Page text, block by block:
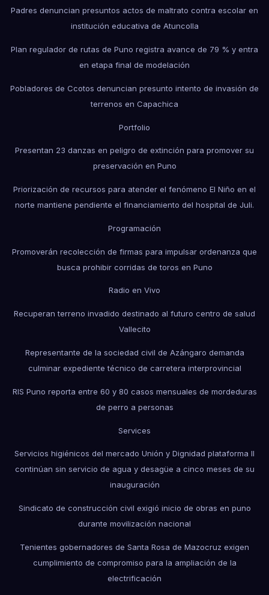
Padres denuncian presuntos actos de maltrato contra escolar en
institución educativa de Atuncolla
Plan regulador de rutas de Puno registra avance de 79 % y entra
en etapa final de modelación
Pobladores de Ccotos denuncian presunto intento de invasión de
terrenos en Capachica
Portfolio
Presentan 23 danzas en peligro de extinción para promover su
preservación en Puno
Priorización de recursos para atender el fenómeno El Niño en el
norte mantiene pendiente el financiamiento del hospital de Juli.
Programación
Promoverán recolección de firmas para impulsar ordenanza que
busca prohibir corridas de toros en Puno
Radio en Vivo
Recuperan terreno invadido destinado al futuro centro de salud
Vallecito
Representante de la sociedad civil de Azángaro demanda
culminar expediente técnico de carretera interprovincial
RIS Puno reporta entre 60 y 80 casos mensuales de mordeduras
de perro a personas
Services
Servicios higiénicos del mercado Unión y Dignidad plataforma II
continúan sin servicio de agua y desagüe a cinco meses de su
inauguración
Sindicato de construcción civil exigió inicio de obras en puno
durante movilización nacional
Tenientes gobernadores de Santa Rosa de Mazocruz exigen
cumplimiento de compromiso para la ampliación de la
electrificación